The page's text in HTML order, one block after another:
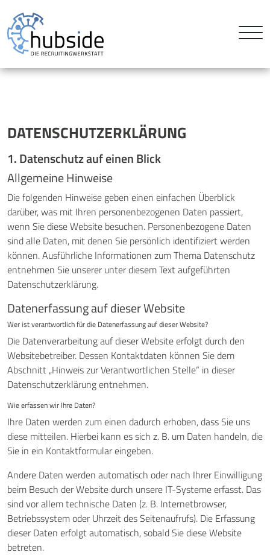
DATENSCHUTZ­ERKLÄRUNG
1. Datenschutz auf einen Blick
Allgemeine Hinweise
Die folgenden Hinweise geben einen einfachen Überblick
darüber, was mit Ihren personenbezogenen Daten passiert,
wenn Sie diese Website besuchen. Personenbezogene Daten
sind alle Daten, mit denen Sie persönlich identifiziert werden
können. Ausführliche Informationen zum Thema Datenschutz
entnehmen Sie unserer unter diesem Text aufgeführten
Datenschutzerklärung.
Datenerfassung auf dieser Website
Wer ist verantwortlich für die Datenerfassung auf dieser Website?
Die Datenverarbeitung auf dieser Website erfolgt durch den
Websitebetreiber. Dessen Kontaktdaten können Sie dem
Abschnitt „Hinweis zur Verantwortlichen Stelle“ in dieser
Datenschutzerklärung entnehmen.
Wie erfassen wir Ihre Daten?
Ihre Daten werden zum einen dadurch erhoben, dass Sie uns
diese mitteilen. Hierbei kann es sich z. B. um Daten handeln, die
Sie in ein Kontaktformular eingeben.
Andere Daten werden automatisch oder nach Ihrer Einwilligung
beim Besuch der Website durch unsere IT-Systeme erfasst. Das
sind vor allem technische Daten (z. B. Internetbrowser,
Betriebssystem oder Uhrzeit des Seitenaufrufs). Die Erfassung
dieser Daten erfolgt automatisch, sobald Sie diese Website
betreten.